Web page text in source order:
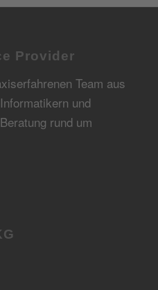
Provider
Team aus
und
rund um